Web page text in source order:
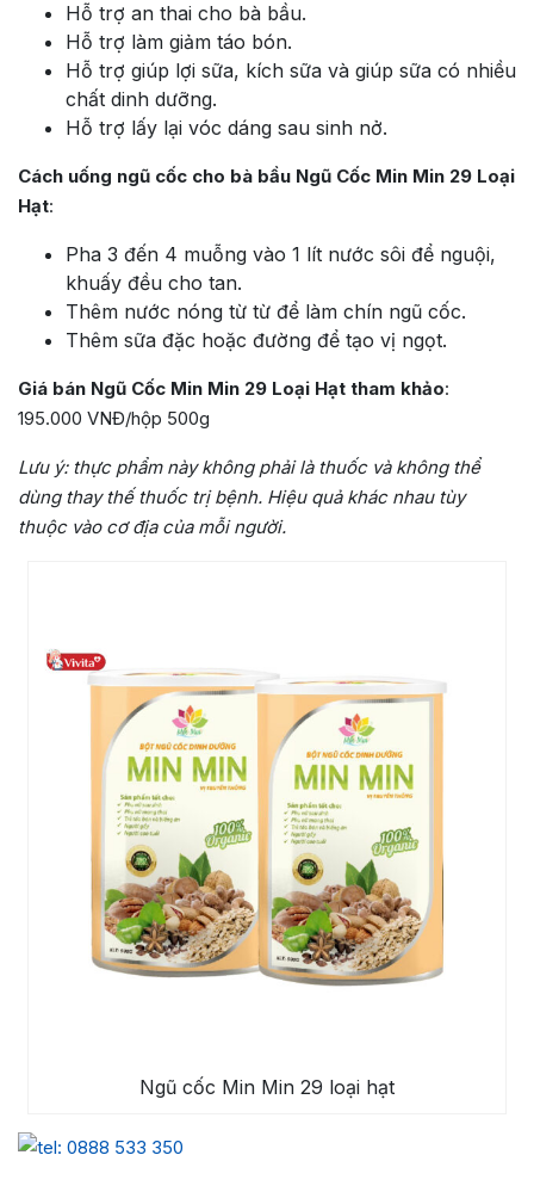
Hỗ trợ an thai cho bà bầu.
Hỗ trợ làm giảm táo bón.
Hỗ trợ giúp lợi sữa, kích sữa và giúp sữa có nhiều
chất dinh dưỡng.
Hỗ trợ lấy lại vóc dáng sau sinh nở.
Cách uống ngũ cốc cho bà bầu Ngũ Cốc Min Min 29 Loại
Hạt:
Pha 3 đến 4 muỗng vào 1 lít nước sôi để nguội,
khuấy đều cho tan.
Thêm nước nóng từ từ để làm chín ngũ cốc.
Thêm sữa đặc hoặc đường để tạo vị ngọt.
Giá bán Ngũ Cốc Min Min 29 Loại Hạt tham khảo:
195.000 VNĐ/hộp 500g
Lưu ý: thực phẩm này không phải là thuốc và không thể
dùng thay thế thuốc trị bệnh. Hiệu quả khác nhau tùy
thuộc vào cơ địa của mỗi người.
Ngũ cốc Min Min 29 loại hạt